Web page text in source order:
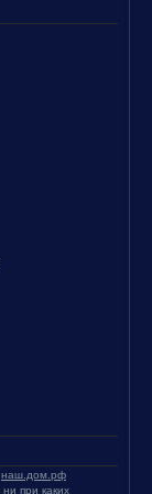
наш.дом.рф
при каких